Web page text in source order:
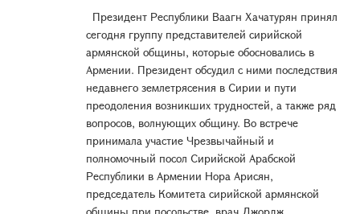
Президент Республики Ваагн Хачатурян принял
сегодня группу представителей сирийской
армянской общины, которые обосновались в
Армении. Президент обсудил с ними последствия
недавнего землетрясения в Сирии и пути
преодоления возникших трудностей, а также ряд
вопросов, волнующих общину. Во встрече
принимала участие Чрезвычайный и
полномочный посол Сирийской Арабской
Республики в Армении Нора Арисян,
председатель Комитета сирийской армянской